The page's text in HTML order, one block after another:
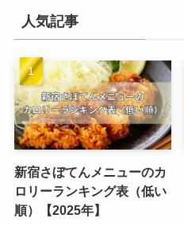
人気記事
新宿さぼてんメニューのカ
ロリーランキング表（低い
順）【2025年】